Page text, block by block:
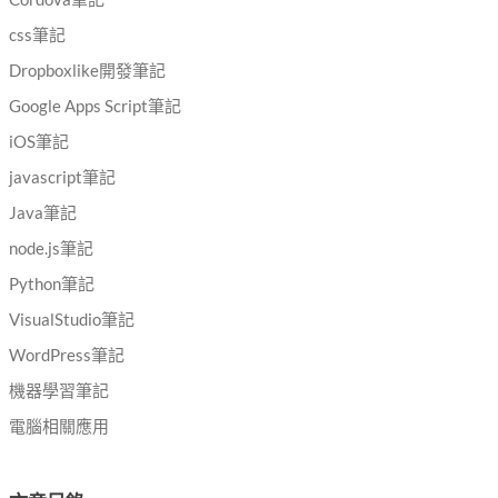
css筆記
Dropboxlike開發筆記
Google Apps Script筆記
iOS筆記
javascript筆記
Java筆記
node.js筆記
Python筆記
VisualStudio筆記
WordPress筆記
機器學習筆記
電腦相關應用